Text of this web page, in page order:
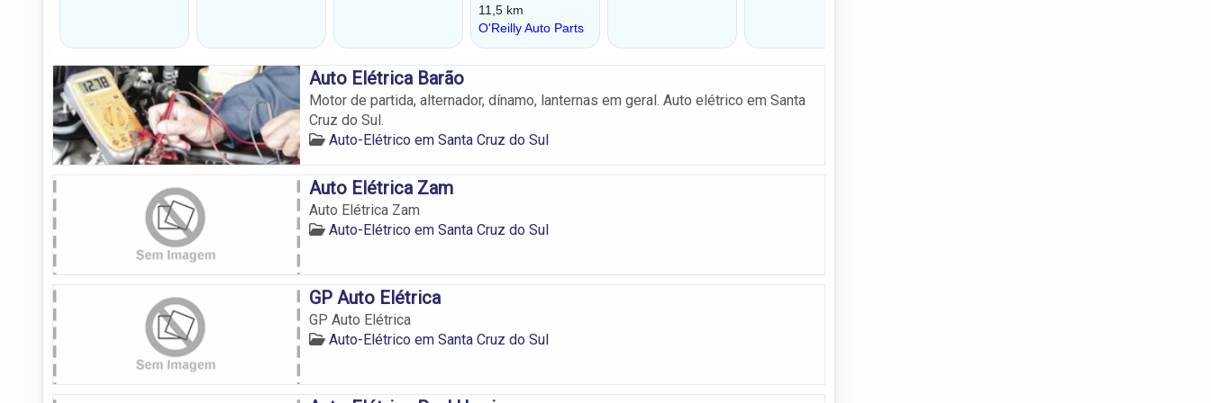
Auto Elétrica Barão
Motor de partida, alternador, dínamo, lanternas em geral. Auto elétrico em Santa
Cruz do Sul.
Auto-Elétrico em Santa Cruz do Sul
Auto Elétrica Zam
Auto Elétrica Zam
Auto-Elétrico em Santa Cruz do Sul
GP Auto Elétrica
GP Auto Elétrica
Auto-Elétrico em Santa Cruz do Sul